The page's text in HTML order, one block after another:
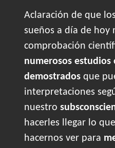
Aclaración de que
sueños a día de hoy
comprobación
numerosos estudios
demostrados que
interpretaciones
nuestro
hacerles llegar lo
hacernos ver para